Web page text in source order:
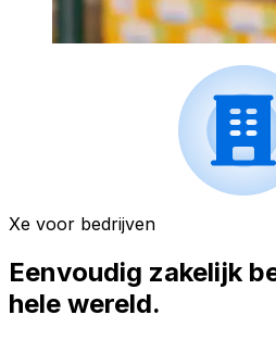
Xe voor bedrijven
Eenvoudig zakelijk
hele wereld.